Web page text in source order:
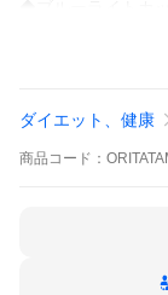
痛を緩和します。
ダイエット、健康
商品 コード：